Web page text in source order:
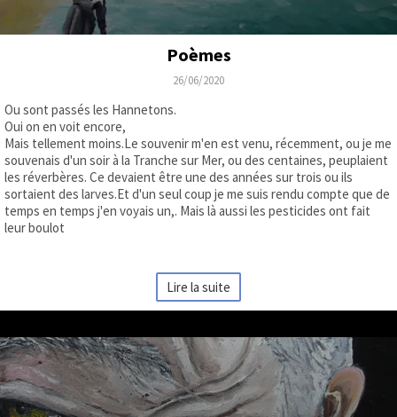
Poèmes
26/06/2020
Ou sont passés les Hannetons.
Oui on en voit encore,
Mais tellement moins.Le souvenir m'en est venu, récemment, ou je me
souvenais d'un soir à la Tranche sur Mer, ou des centaines, peuplaient
les réverbères. Ce devaient être une des années sur trois ou ils
sortaient des larves.Et d'un seul coup je me suis rendu compte que de
temps en temps j'en voyais un,. Mais là aussi les pesticides ont fait
leur boulot
Lire la suite